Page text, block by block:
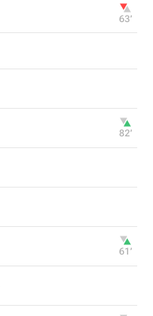
63‎’‎
82‎’‎
61‎’‎